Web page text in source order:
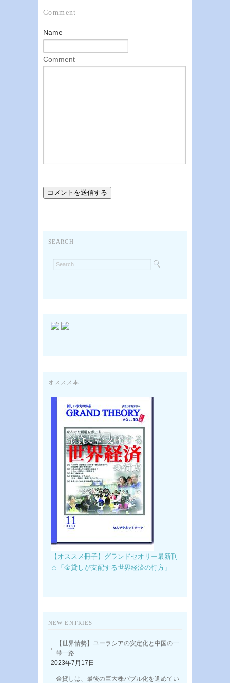
Comment
Name
Comment
SEARCH
オススメ本
【オススメ冊子】グランドセオリー最新刊
☆「金貸しが支配する世界経済の行方」
NEW ENTRIES
【世界情勢】ユーラシアの安定化と中国の一
帯一路
2023年7月17日
金貸しは、最後の巨大株バブル化を進めてい